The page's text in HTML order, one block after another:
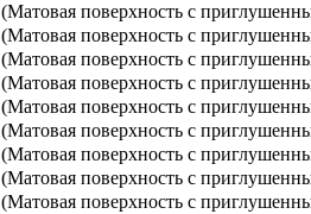
поверхность с
поверхность с
поверхность с
поверхность с
поверхность с
поверхность с
поверхность с
поверхность с
поверхность с